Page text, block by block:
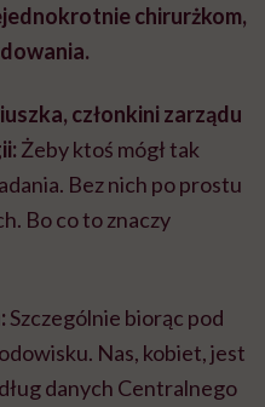
chirurżkom,
członkini zarządu
Żeby ktoś mógł tak
Bez nich po prostu
Bo co to znaczy
Szczególnie biorąc pod
Nas, kobiet, jest
danych Centralnego